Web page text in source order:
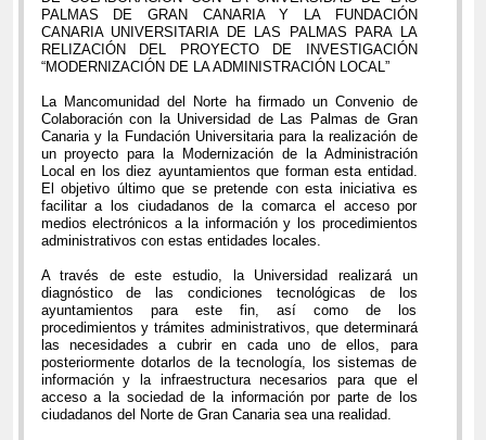
PALMAS DE GRAN CANARIA Y LA FUNDACIÓN
CANARIA UNIVERSITARIA DE LAS PALMAS PARA LA
RELIZACIÓN DEL PROYECTO DE INVESTIGACIÓN
“MODERNIZACIÓN DE LA ADMINISTRACIÓN LOCAL”
La Mancomunidad del Norte ha firmado un Convenio de
Colaboración con la Universidad de Las Palmas de Gran
Canaria y la Fundación Universitaria para la realización de
un proyecto para la Modernización de la Administración
Local en los diez ayuntamientos que forman esta entidad.
El objetivo último que se pretende con esta iniciativa es
facilitar a los ciudadanos de la comarca el acceso por
medios electrónicos a la información y los procedimientos
administrativos con estas entidades locales.
A través de este estudio, la Universidad realizará un
diagnóstico de las condiciones tecnológicas de los
ayuntamientos para este fin, así como de los
procedimientos y trámites administrativos, que determinará
las necesidades a cubrir en cada uno de ellos, para
posteriormente dotarlos de la tecnología, los sistemas de
información y la infraestructura necesarios para que el
acceso a la sociedad de la información por parte de los
ciudadanos del Norte de Gran Canaria sea una realidad.